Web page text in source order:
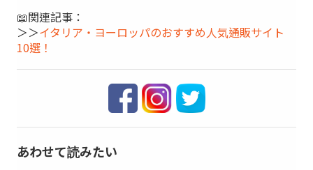
📖関連記事：
＞＞イタリア・ヨーロッパのおすすめ人気通販サイト
10選！
あわせて読みたい